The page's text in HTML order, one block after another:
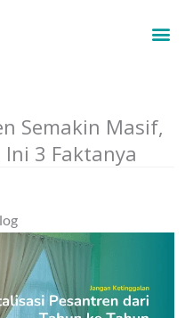
Semakin Masif,
3 Faktanya